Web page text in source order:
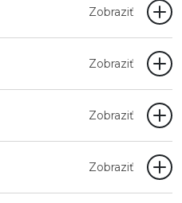
Zobraziť
Zobraziť
Zobraziť
Zobraziť